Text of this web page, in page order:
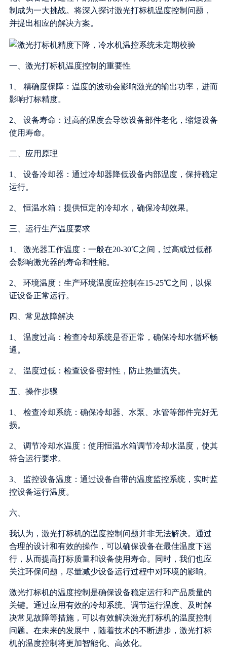
制成为一大挑战。将深入探讨激光打标机温度控制问题，
并提出相应的解决方案。
一、激光打标机温度控制的重要性
1、 精确度保障：温度的波动会影响激光的输出功率，进而
影响打标精度。
2、 设备寿命：过高的温度会导致设备部件老化，缩短设备
使用寿命。
二、应用原理
1、 设备冷却器：通过冷却器降低设备内部温度，保持稳定
运行。
2、 恒温水箱：提供恒定的冷却水，确保冷却效果。
三、运行生产温度要求
1、 激光器工作温度：一般在20-30℃之间，过高或过低都
会影响激光器的寿命和性能。
2、 环境温度：生产环境温度应控制在15-25℃之间，以保
证设备正常运行。
四、常见故障解决
1、 温度过高：检查冷却系统是否正常，确保冷却水循环畅
通。
2、 温度过低：检查设备密封性，防止热量流失。
五、操作步骤
1、 检查冷却系统：确保冷却器、水泵、水管等部件完好无
损。
2、 调节冷却水温度：使用恒温水箱调节冷却水温度，使其
符合运行要求。
3、 监控设备温度：通过设备自带的温度监控系统，实时监
控设备运行温度。
六、
我认为，激光打标机的温度控制问题并非无法解决。通过
合理的设计和有效的操作，可以确保设备在最佳温度下运
行，从而提高打标质量和设备使用寿命。同时，我们也应
关注环保问题，尽量减少设备运行过程中对环境的影响。
激光打标机的温度控制是确保设备稳定运行和产品质量的
关键。通过应用有效的冷却系统、调节运行温度、及时解
决常见故障等措施，可以有效解决激光打标机的温度控制
问题。在未来的发展中，随着技术的不断进步，激光打标
机的温度控制将更加智能化、高效化。